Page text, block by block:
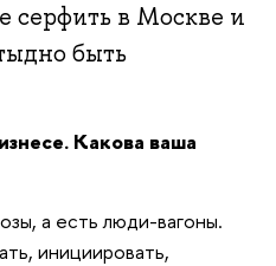
серфить в Москве и
быть
Какова ваша
а есть люди-вагоны.
инициировать,